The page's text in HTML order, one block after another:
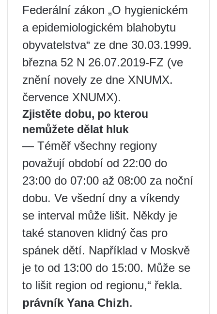
Federální zákon „O hygienickém
a epidemiologickém blahobytu
obyvatelstva“ ze dne 30.03.1999.
března 52 N 26.07.2019-FZ (ve
znění novely ze dne XNUMX.
července XNUMX).
Zjistěte dobu, po kterou
nemůžete dělat hluk
— Téměř všechny regiony
považují období od 22:00 do
23:00 do 07:00 až 08:00 za noční
dobu. Ve všední dny a víkendy
se interval může lišit. Někdy je
také stanoven klidný čas pro
spánek dětí. Například v Moskvě
je to od 13:00 do 15:00. Může se
to lišit region od regionu,“ řekla.
právník Yana Chizh.